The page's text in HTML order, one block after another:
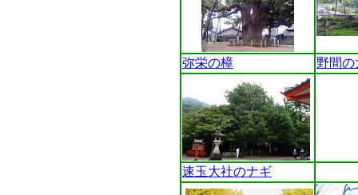
弥栄の樟 野間
速玉大社のナギ